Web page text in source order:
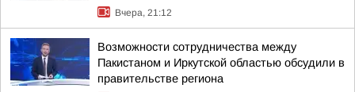
Вчера, 21:12
Возможности сотрудничества между
Пакистаном и Иркутской областью обсудили в
правительстве региона